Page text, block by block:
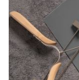
ザ
ー
登
ン
ー
お
📢 当店は正真正銘の
📢 2026春の新作続々
📢 新作入荷！ルイ・